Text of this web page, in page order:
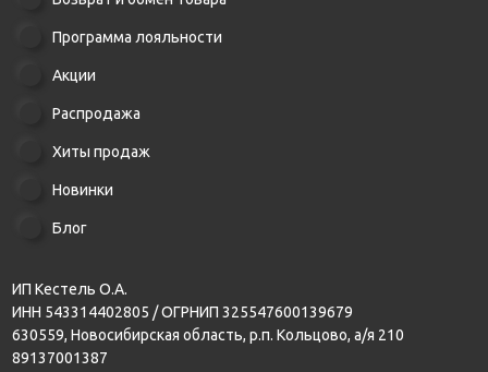
Программа лояльности
Акции
Распродажа
Хиты продаж
Новинки
Блог
ИП Кестель О.А.
ИНН 543314402805 / ОГРНИП 325547600139679
630559, Новосибирская область, р.п. Кольцово, а/я 210
89137001387